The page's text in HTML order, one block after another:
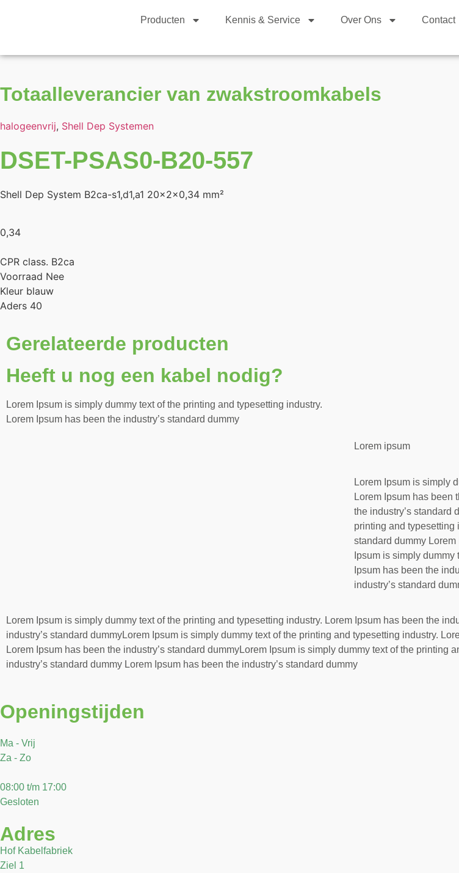
Producten Kennis & Service Over Ons Contact
Totaalleverancier van zwakstroomkabels
halogeenvrij, Shell Dep Systemen
DSET-PSAS0-B20-557
Shell Dep System B2ca-s1,d1,a1 20x2x0,34 mm²
0,34
CPR class. B2ca
Voorraad Nee
Kleur blauw
Aders 40
Gerelateerde producten
Heeft u nog een kabel nodig?
Lorem Ipsum is simply dummy text of the printing and typesetting industry.
Lorem Ipsum has been the industry’s standard dummy
Lorem ipsum
Lorem Ipsum is simply
Lorem Ipsum has been
the industry’s standard
printing and typesetting
standard dummy
Ipsum is simply
Ipsum has been the
industry’s standard
Lorem Ipsum is simply dummy text of the printing and typesetting industry. Lorem Ipsum has been the
industry’s standard dummyLorem Ipsum is simply dummy text of the printing and typesetting industry.
Lorem Ipsum has been the industry’s standard dummyLorem Ipsum is simply dummy text of the printing
industry’s standard dummy Lorem Ipsum has been the industry’s standard dummy
Openingstijden
Ma - Vrij
Za - Zo
08:00 t/m 17:00
Gesloten
Adres
Hof Kabelfabriek
Ziel 1